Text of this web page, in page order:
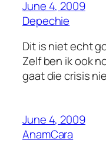
June 4, 2009
Depechie
Dit is niet echt
Zelf ben ik ook
gaat die crisis
June 4, 2009
AnamCara